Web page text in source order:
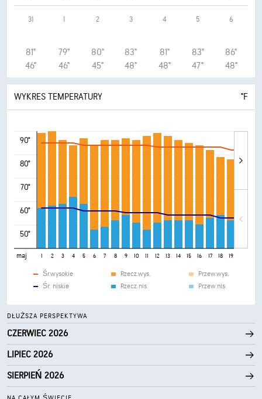
31
81°
46°
1
79°
46°
2
80°
45°
3
83°
48°
4
81°
48°
5
83°
47°
6
86°
48°
WYKRES TEMPERATURY °F
90°
80°
70°
60°
50°
maj 1 2 3 4 5 6 7 8 9 10 11 12 13 14 15 16 17 18 19
Śr.wysokie
Śr. niskie
Rzecz.wys.
Rzecz.nis.
Przew.wys.
Przew.nis.
DŁUŻSZA PERSPEKTYWA
CZERWIEC 2026
LIPIEC 2026
SIERPIEŃ 2026